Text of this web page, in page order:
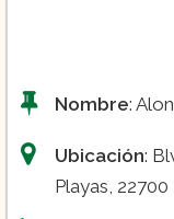
Nombre:
Ubicación:
Playas,